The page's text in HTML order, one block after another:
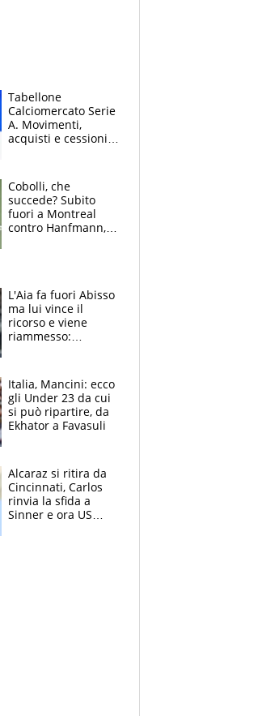
Tabellone
Calciomercato Serie
A. Movimenti,
acquisti e cessioni:
Cobolli, che
succede? Subito
fuori a Montreal
contro Hanfmann,
L'Aia fa fuori Abisso
ma lui vince il
ricorso e viene
riammesso:
Italia, Mancini: ecco
gli Under 23 da cui
si può ripartire, da
Ekhator a Favasuli
Alcaraz si ritira da
Cincinnati, Carlos
rinvia la sfida a
Sinner e ora US